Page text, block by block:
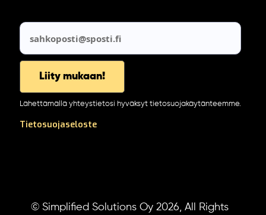
Lähettämällä yhteystietosi hyväksyt tietosuojakäytänteemme.
Tietosuojaseloste
© Simplified Solutions Oy 2026, All Rights